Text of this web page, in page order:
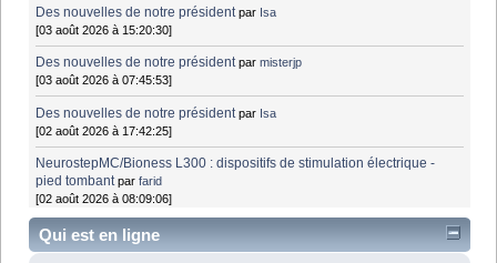
Des nouvelles de notre président par Isa
[03 août 2026 à 15:20:30]
Des nouvelles de notre président parmisterjp
[03 août 2026 à 07:45:53]
Des nouvelles de notre président par Isa
[02 août 2026 à 17:42:25]
NeurostepMC/Bioness L300 : dispositifs de stimulation électrique -
pied tombant parfarid
[02 août 2026 à 08:09:06]
Qui est en ligne